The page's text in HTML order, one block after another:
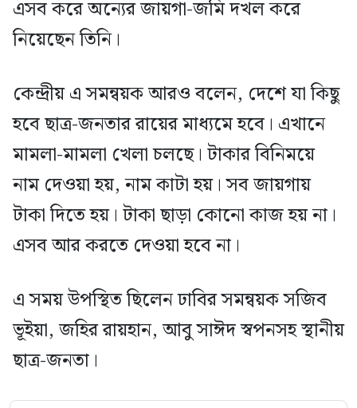
এসব করে অন্যের জায়গা-জমি দখল করে
নিয়েছেন তিনি।
কেন্দ্রীয় এ সমন্বয়ক আরও বলেন, দেশে যা কিছু
হবে ছাত্র-জনতার রায়ের মাধ্যমে হবে। এখানে
মামলা-মামলা খেলা চলছে। টাকার বিনিময়ে
নাম দেওয়া হয়, নাম কাটা হয়। সব জায়গায়
টাকা দিতে হয়। টাকা ছাড়া কোনো কাজ হয় না।
এসব আর করতে দেওয়া হবে না।
এ সময় উপস্থিত ছিলেন ঢাবির সমন্বয়ক সজিব
ভূইয়া, জহির রায়হান, আবু সাঈদ স্বপনসহ স্থানীয়
ছাত্র-জনতা।